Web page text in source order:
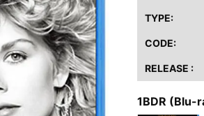
ム・ギャラガー / 2024年6月1日 英国シェフ
ガデス / 2023年8月4日 ドイツ W.O.A. 公演
ーライア・ヒープ / 2023年8月3日 ドイツ
ーニー / 1979年5月8+9日 コロラド州 2公演
TYPE:
CODE:
RELEASE :
1BDR (Blu-